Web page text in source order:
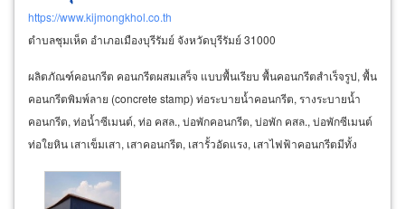
https://www.kijmongkhol.co.th
ตำบลชุมเห็ด อำเภอเมืองบุรีรัมย์ จังหวัดบุรีรัมย์ 31000
ผลิตภัณฑ์คอนกรีต คอนกรีตผสมเสร็จ แบบพื้นเรียบ พื้นคอนกรีตสำเร็จรูป, พื้น
คอนกรีตพิมพ์ลาย (concrete stamp) ท่อระบายน้ำคอนกรีต, รางระบายน้ำ
คอนกรีต, ท่อน้ำซีเมนต์, ท่อ คสล., บ่อพักคอนกรีต, บ่อพัก คสล., บ่อพักซีเมนต์
ท่อใยหิน เสาเข็มเสา, เสาคอนกรีต, เสารั้วอัดแรง, เสาไฟฟ้าคอนกรีตมีทั้ง